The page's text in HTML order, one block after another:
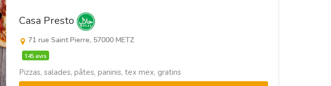
Casa Presto
71 rue Saint Pierre, 57000 METZ
145 avis
Pizzas, salades, pâtes, paninis, tex mex, gratins